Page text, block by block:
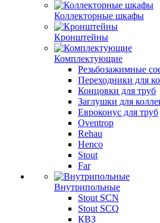
Коллекторные шкафы
Кронштейны
Комплектующие
Резьбозажимные
Переходники для
Концовки для труб
Заглушки для
Евроконус для труб
Oventrop
Rehau
Henco
Stout
Far
Внутрипольные
Stout SCN
Stout SCQ
КВЗ